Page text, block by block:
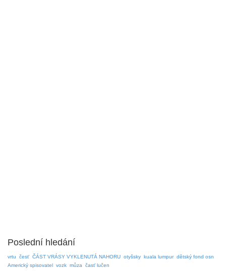
Poslední hledání
vrtu česť ČÁST VRÁSY VYKLENUTÁ NAHORU otyšsky kuala lumpur dětský fond osn
Americký spisovatel vozk můza časť lučen